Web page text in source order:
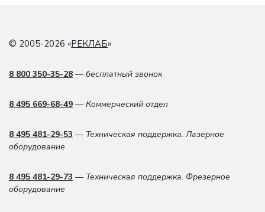
© 2005-2026 «РЕКЛАБ»
8 800 350-35-28 — бесплатный звонок
8 495 669-68-49 — Коммерческий отдел
8 495 481-29-53 — Техническая поддержка. Лазерное
оборудование
8 495 481-29-73 — Техническая поддержка. Фрезерное
оборудование